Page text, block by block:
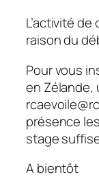
L’activité
raison du
Pour vous
en Zélande,
présence
stage
A bientôt